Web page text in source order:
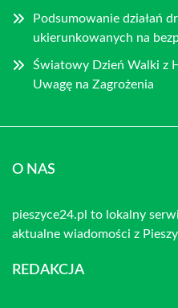
Podsumowanie działań
ukierunkowanych na
Światowy Dzień Walki z
Uwagę na Zagrożenia
O NAS
pieszyce24.pl to lokalny
aktualne wiadomości z
REDAKCJA